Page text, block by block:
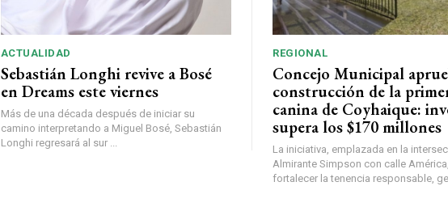
ACTUALIDAD
Sebastián Longhi revive a Bosé
en Dreams este viernes
Más de una década después de iniciar su
camino interpretando a Miguel Bosé, Sebastián
Longhi regresará al sur ...
REGIONAL
Concejo Municipal
construcción de la
canina de Coyhaique:
supera los $170 millones
La iniciativa, emplazada en la
Almirante Simpson con calle
fortalecer la tenencia responsable,